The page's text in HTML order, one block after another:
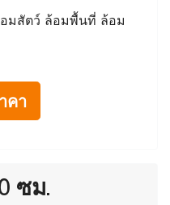
มสัตว์ ล้อมพื้นที่ ล้อม
คา
ซม.